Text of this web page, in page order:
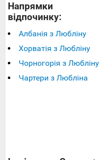
Напрямки
відпочинку:
Албанія з Любліну
Хорватія з Любліну
Чорногорія з Любліну
Чартери з Любліна